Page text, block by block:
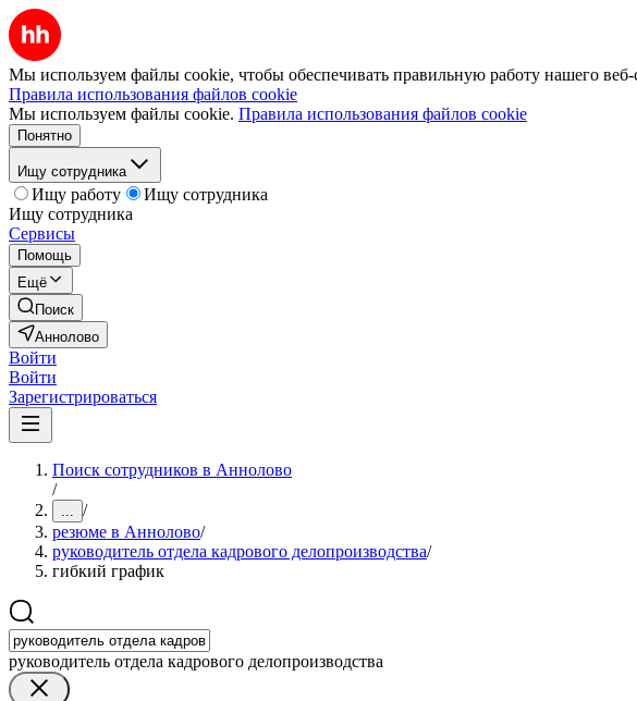
Мы используем файлы cookie, чтобы обеспечивать правильную работу нашего веб-
Правила использования файлов cookie
Мы используем файлы cookie. Правила использования файлов cookie
Понятно
Ищу сотрудника
Ищу работу
Ищу сотрудника
Ищу сотрудника
Сервисы
Помощь
Ещё
Поиск
Аннолово
Войти
Войти
Зарегистрироваться
Поиск сотрудников в Аннолово
/
... /
резюме в Аннолово/
руководитель отдела кадрового делопроизводства/
гибкий график
руководитель отдела кадрового делопроизводства